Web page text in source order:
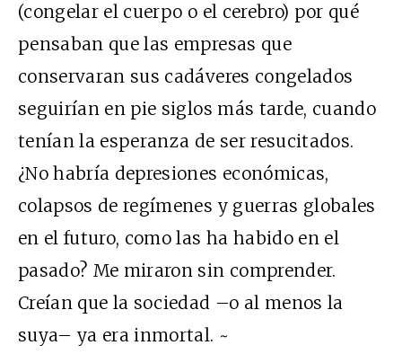
(congelar el cuerpo o el cerebro) por qué
pensaban que las empresas que
conservaran sus cadáveres congelados
seguirían en pie siglos más tarde, cuando
tenían la esperanza de ser resucitados.
¿No habría depresiones económicas,
colapsos de regímenes y guerras globales
en el futuro, como las ha habido en el
pasado? Me miraron sin comprender.
Creían que la sociedad –o al menos la
suya– ya era inmortal. ~